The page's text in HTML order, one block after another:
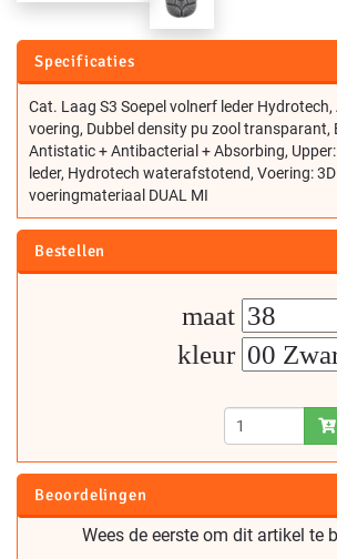
Specificaties
Cat. Laag S3 Soepel volnerf leder Hydrotech,
voering, Dubbel density pu zool transparant,
Antistatic + Antibacterial + Absorbing,
leder, Hydrotech waterafstotend, Voering:
voeringmateriaal DUAL MI
Bestellen
maat
kleur
Beoordelingen
Wees de eerste om dit artikel te